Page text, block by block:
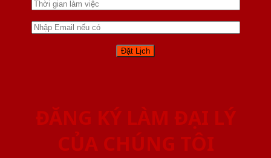
ĐĂNG KÝ LÀM ĐẠI LÝ
CỦA CHÚNG TÔI